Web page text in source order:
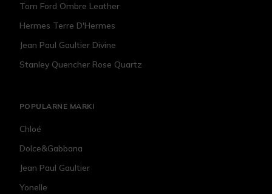
Tom Ford Ombre Leather
Hermes Terre D'Hermes
Jean Paul Gaultier Divine
Stanley Quencher Rose Quartz
POPULARNE MARKI
Chloé
Dolce&Gabbana
Jean Paul Gaultier
Yonelle